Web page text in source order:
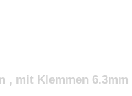
, mit Klemmen